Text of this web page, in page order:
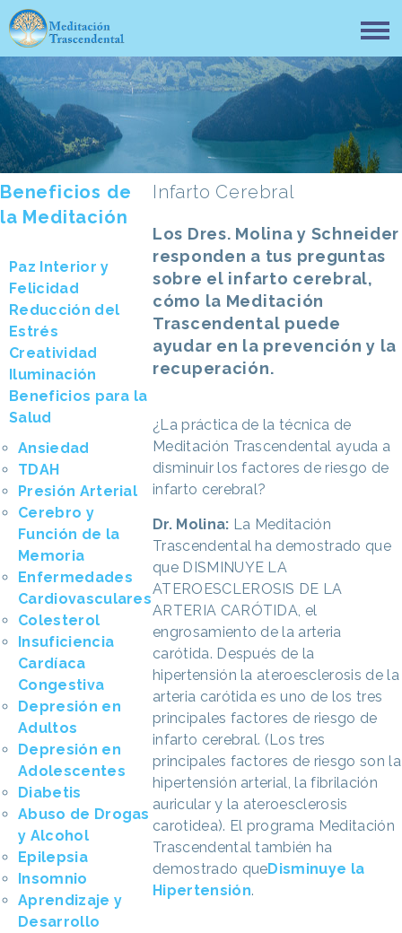
Beneficios de
la Meditación
Paz Interior y
Felicidad
Reducción del
Estrés
Creatividad
Iluminación
Beneficios para la
Salud
Ansiedad
TDAH
Presión Arterial
Cerebro y
Función de la
Memoria
Enfermedades
Cardiovasculares
Colesterol
Insuficiencia
Cardíaca
Congestiva
Depresión en
Adultos
Depresión en
Adolescentes
Diabetis
Abuso de Drogas
y Alcohol
Epilepsia
Insomnio
Aprendizaje y
Desarrollo
Infarto Cerebral
Los Dres. Molina y Schneider
responden a tus preguntas
sobre el infarto cerebral,
cómo la Meditación
Trascendental puede
ayudar en la prevención y la
recuperación.
¿La práctica de la técnica de
Meditación Trascendental ayuda a
disminuir los factores de riesgo de
infarto cerebral?
Dr. Molina: La Meditación
Trascendental ha demostrado que
que DISMINUYE LA
ATEROESCLEROSIS DE LA
ARTERIA CARÓTIDA, el
engrosamiento de la arteria
carótida. Después de la
hipertensión la ateroesclerosis de la
arteria carótida es uno de los tres
principales factores de riesgo de
infarto cerebral. (Los tres
principales factores de riesgo son la
hipertensión arterial, la fibrilación
auricular y la ateroesclerosis
carotidea). El programa Meditación
Trascendental también ha
demostrado queDisminuye la
Hipertensión.